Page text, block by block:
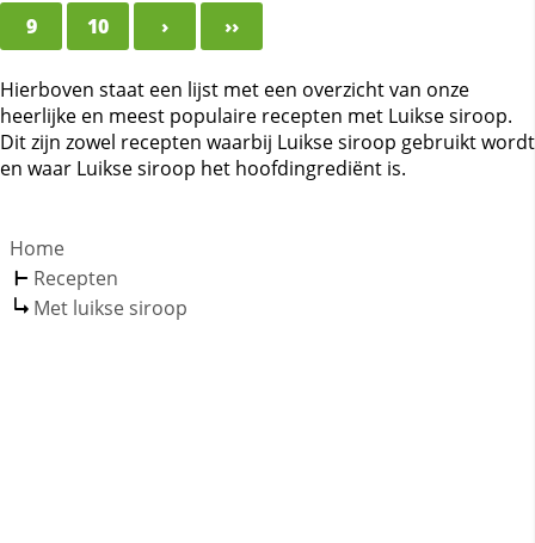
9 10 › ››
Hierboven staat een lijst met een overzicht van onze
heerlijke en meest populaire recepten met Luikse siroop.
Dit zijn zowel recepten waarbij Luikse siroop gebruikt wordt
en waar Luikse siroop het hoofdingrediënt is.
Home
Recepten
Met luikse siroop